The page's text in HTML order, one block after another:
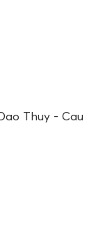
Thuy - Cau